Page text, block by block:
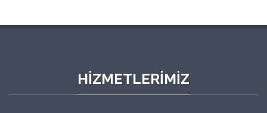
HIZMETLERIMIZ